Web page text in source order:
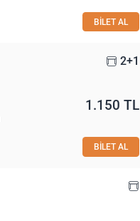
BİLET AL
2+1
1.150 TL
BİLET AL